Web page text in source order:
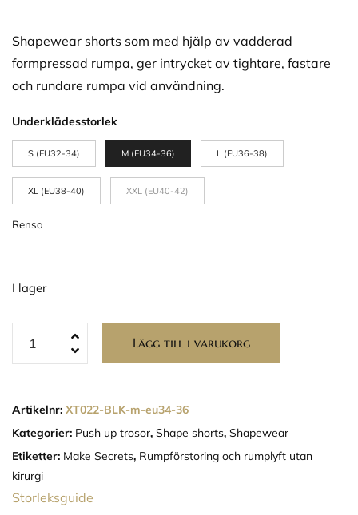
Shapewear shorts som med hjälp av vadderad
formpressad rumpa, ger intrycket av tightare, fastare
och rundare rumpa vid användning.
Underklädesstorlek
S (EU32-34) M (EU34-36) L (EU36-38)
XL (EU38-40) XXL (EU40-42)
Rensa
I lager
Lägg till i varukorg
Artikelnr: XT022-BLK-m-eu34-36
Kategorier: Push up trosor, Shape shorts, Shapewear
Etiketter: Make Secrets, Rumpförstoring och rumplyft utan
kirurgi
Storleksguide